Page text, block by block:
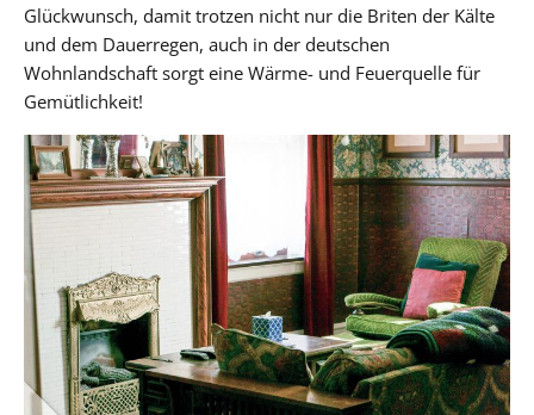
Glückwunsch, damit trotzen nicht nur die Briten der Kälte
und dem Dauerregen, auch in der deutschen
Wohnlandschaft sorgt eine Wärme- und Feuerquelle für
Gemütlichkeit!